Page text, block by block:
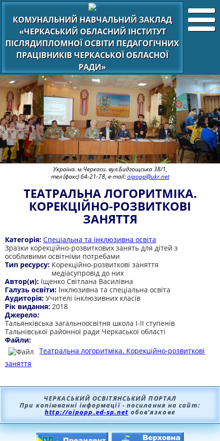
КОМУНАЛЬНИЙ НАВЧАЛЬНИЙ ЗАКЛАД
«ЧЕРКАСЬКИЙ ОБЛАСНИЙ ІНСТИТУТ
ПІСЛЯДИПЛОМНОЇ ОСВІТИ ПЕДАГОГІЧНИХ
ПРАЦІВНИКІВ ЧЕРКАСЬКОЇ ОБЛАСНОЇ
РАДИ»
Україна. м.Черкаси. вул.Бидгощська 38/1,
тел (факс) 64-21-78, e-mail:oipopp@ukr.net
ТЕАТРАЛЬНА ЛОГОРИТМІКА.
КОРЕКЦІЙНО-РОЗВИТКОВІ
ЗАНЯТТЯ
Категорія: Спеціальна та інклюзивна освіта
Зразки корекційно-розвиткових занять для дітей з
особливими освітніми потребами
Тип ресурсу: Корекційно-розвиткові заняття
медіасупровід до них
Автор(и): Іщенко Світлана Василівна
Галузь освіти: Інклюзивна та спеціальна освіта
Аудиторія: Учителі інклюзивних класів
Рік видання: 2018
Джерело:
Тальянківська загальноосвітня школа І-ІІ ступенів
Тальнівської районної ради Черкаської області
Файли:
Театральна логоритміка. Корекційно-розвиткові
заняття
ЧЕРКАСЬКИЙ ОСВІТЯНСЬКИЙ ПОРТАЛ
При копіюванні інформації - посилання на сайт:
http://oipopp.ed-sp.net обов’язкове